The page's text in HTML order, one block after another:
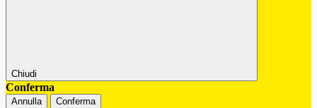
Chiudi
Conferma
Annulla Conferma